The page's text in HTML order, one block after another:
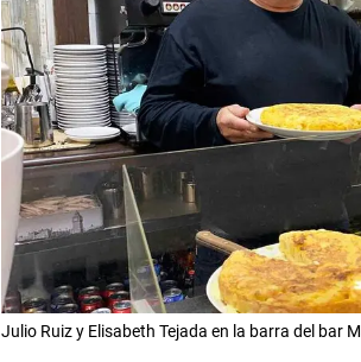
Julio Ruiz y Elisabeth Tejada en la barra del bar